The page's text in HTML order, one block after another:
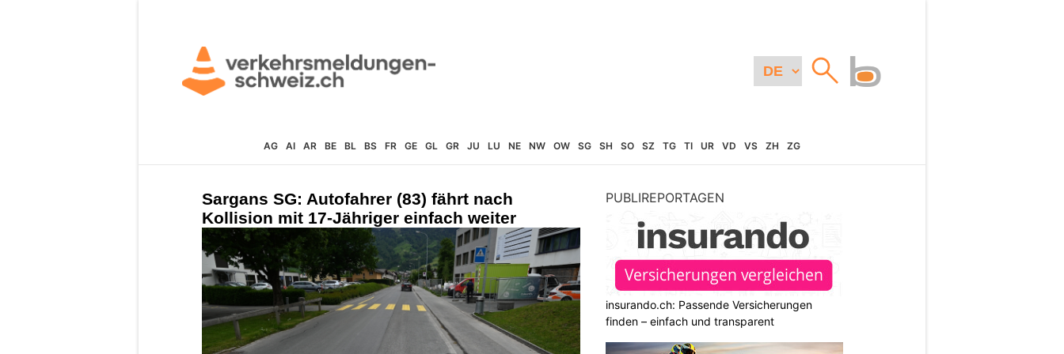
AG AI AR BE BL BS FR GE GL GR JU LU NE NW OW SG SH SO SZ TG TI UR VD VS ZH ZG
Sargans SG: Autofahrer (83) fährt nach
Kollision mit 17-Jähriger einfach weiter
PUBLIREPORTAGEN
insurando.ch: Passende Versicherungen
finden – einfach und transparent